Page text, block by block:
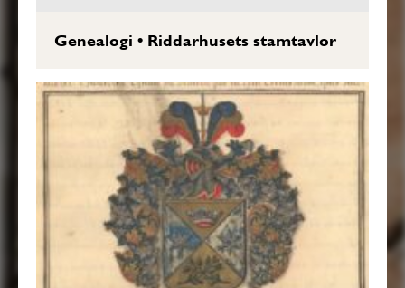
Genealogi • Riddarhusets stamtavlor